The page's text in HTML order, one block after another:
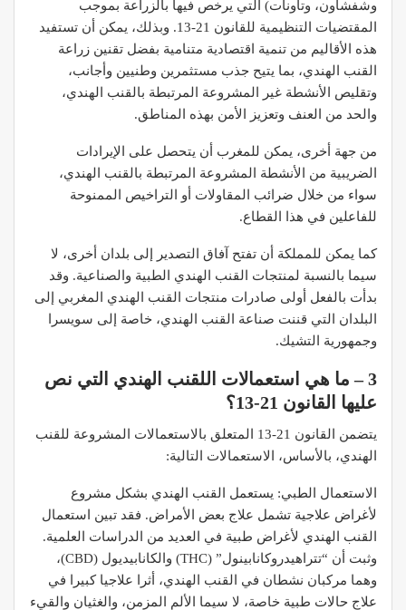
وشفشاون، وتاونات) التي يرخص فيها بالزراعة بموجب
المقتضيات التنظيمية للقانون 21-13. وبذلك، يمكن أن تستفيد
هذه الأقاليم من تنمية اقتصادية متنامية بفضل تقنين زراعة
القنب الهندي، بما يتيح جذب مستثمرين وطنيين وأجانب،
وتقليص الأنشطة غير المشروعة المرتبطة بالقنب الهندي،
والحد من العنف وتعزيز الأمن بهذه المناطق.
من جهة أخرى، يمكن للمغرب أن يتحصل على الإيرادات
الضريبية من الأنشطة المشروعة المرتبطة بالقنب الهندي،
سواء من خلال ضرائب المقاولات أو التراخيص الممنوحة
للفاعلين في هذا القطاع.
كما يمكن للمملكة أن تفتح آفاق التصدير إلى بلدان أخرى، لا
سيما بالنسبة لمنتجات القنب الهندي الطبية والصناعية. وقد
بدأت بالفعل أولى صادرات منتجات القنب الهندي المغربي إلى
البلدان التي قننت صناعة القنب الهندي، خاصة إلى سويسرا
وجمهورية التشيك.
3 – ما هي استعمالات اللقنب الهندي التي نص
عليها القانون 21-13؟
يتضمن القانون 21-13 المتعلق بالاستعمالات المشروعة للقنب
الهندي، بالأساس، الاستعمالات التالية:
الاستعمال الطبي: يستعمل القنب الهندي بشكل مشروع
لأغراض علاجية تشمل علاج بعض الأمراض. فقد تبين استعمال
القنب الهندي لأغراض طبية في العديد من الدراسات العلمية.
وثبت أن “تتراهيدروكانابينول” (THC) والكانابيديول (CBD)،
وهما مركبان نشطان في القنب الهندي، أثرا علاجيا كبيرا في
علاج حالات طبية خاصة، لا سيما الألم المزمن، والغثيان والقيء